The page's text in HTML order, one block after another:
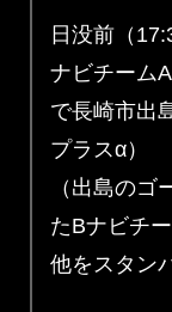
日没前（
ナビチーム
で長崎市出
プラスα）
（出島の
たBナビチ
他をスタン